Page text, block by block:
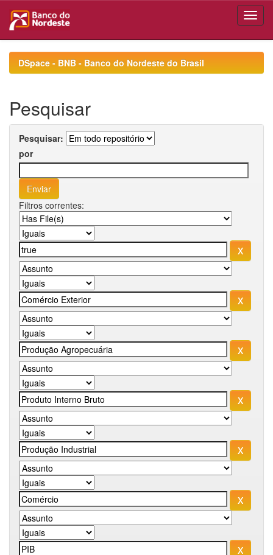
navigationDSpace - BNB - Banco do Nordeste do Brasil
Pesquisar
Pesquisar:
por
Filtros correntes: